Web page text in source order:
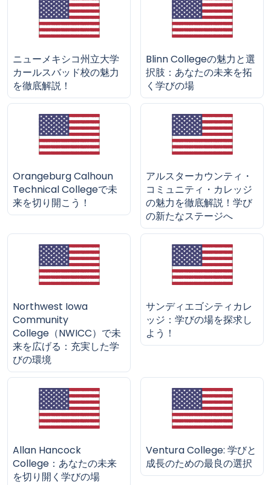
ニューメキシコ州立大学
カールスバッド校の魅力
を徹底解説！
Blinn Collegeの魅力と選
択肢：あなたの未来を拓
く学びの場
Orangeburg Calhoun
Technical Collegeで未
来を切り開こう！
アルスターカウンティ・
コミュニティ・カレッジ
の魅力を徹底解説！学び
の新たなステージへ
Northwest Iowa
Community
College（NWICC）で未
来を広げる：充実した学
びの環境
サンディエゴシティカレ
ッジ：学びの場を探求し
よう！
Allan Hancock
College：あなたの未来
を切り開く学びの場
Ventura College: 学びと
成長のための最良の選択